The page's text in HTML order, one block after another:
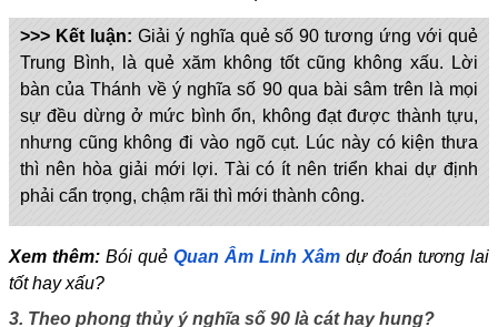
>>> Kết luận: Giải ý nghĩa quẻ số 90 tương ứng với quẻ
Trung Bình, là quẻ xăm không tốt cũng không xấu. Lời
bàn của Thánh về ý nghĩa số 90 qua bài sâm trên là mọi
sự đều dừng ở mức bình ổn, không đạt được thành tựu,
nhưng cũng không đi vào ngõ cụt. Lúc này có kiện thưa
thì nên hòa giải mới lợi. Tài có ít nên triển khai dự định
phải cẩn trọng, chậm rãi thì mới thành công.
Xem thêm: Bói quẻ Quan Âm Linh Xâm dự đoán tương lai
tốt hay xấu?
3. Theo phong thủy ý nghĩa số 90 là cát hay hung?